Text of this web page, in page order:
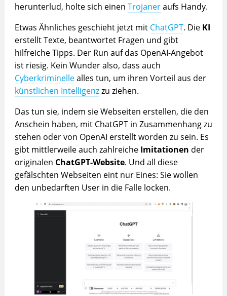
herunterlud, holte sich einen Trojaneraufs Handy.
Etwas Ähnliches geschieht jetzt mit ChatGPT. Die KI
erstellt Texte, beantwortet Fragen und gibt
hilfreiche Tipps. Der Run auf das OpenAI-Angebot
ist riesig. Kein Wunder also, dass auch
Cyberkriminellealles tun, um ihren Vorteil aus der
künstlichen Intelligenzzu ziehen.
Das tun sie, indem sie Webseiten erstellen, die den
Anschein haben, mit ChatGPT in Zusammenhang zu
stehen oder von OpenAI erstellt worden zu sein. Es
gibt mittlerweile auch zahlreiche Imitationen der
originalen ChatGPT-Website. Und all diese
gefälschten Webseiten eint nur Eines: Sie wollen
den unbedarften User in die Falle locken.